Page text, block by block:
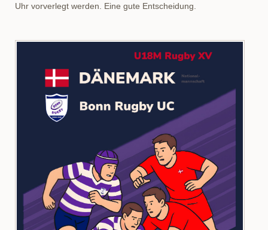
Uhr vorverlegt werden. Eine gute Entscheidung.